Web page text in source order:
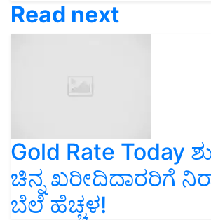
Read next
Gold Rate Today
ಚಿನ್ನ ಖರೀದಿದಾರರಿಗೆ
ಬೆಲೆ ಹೆಚ್ಚಳ!